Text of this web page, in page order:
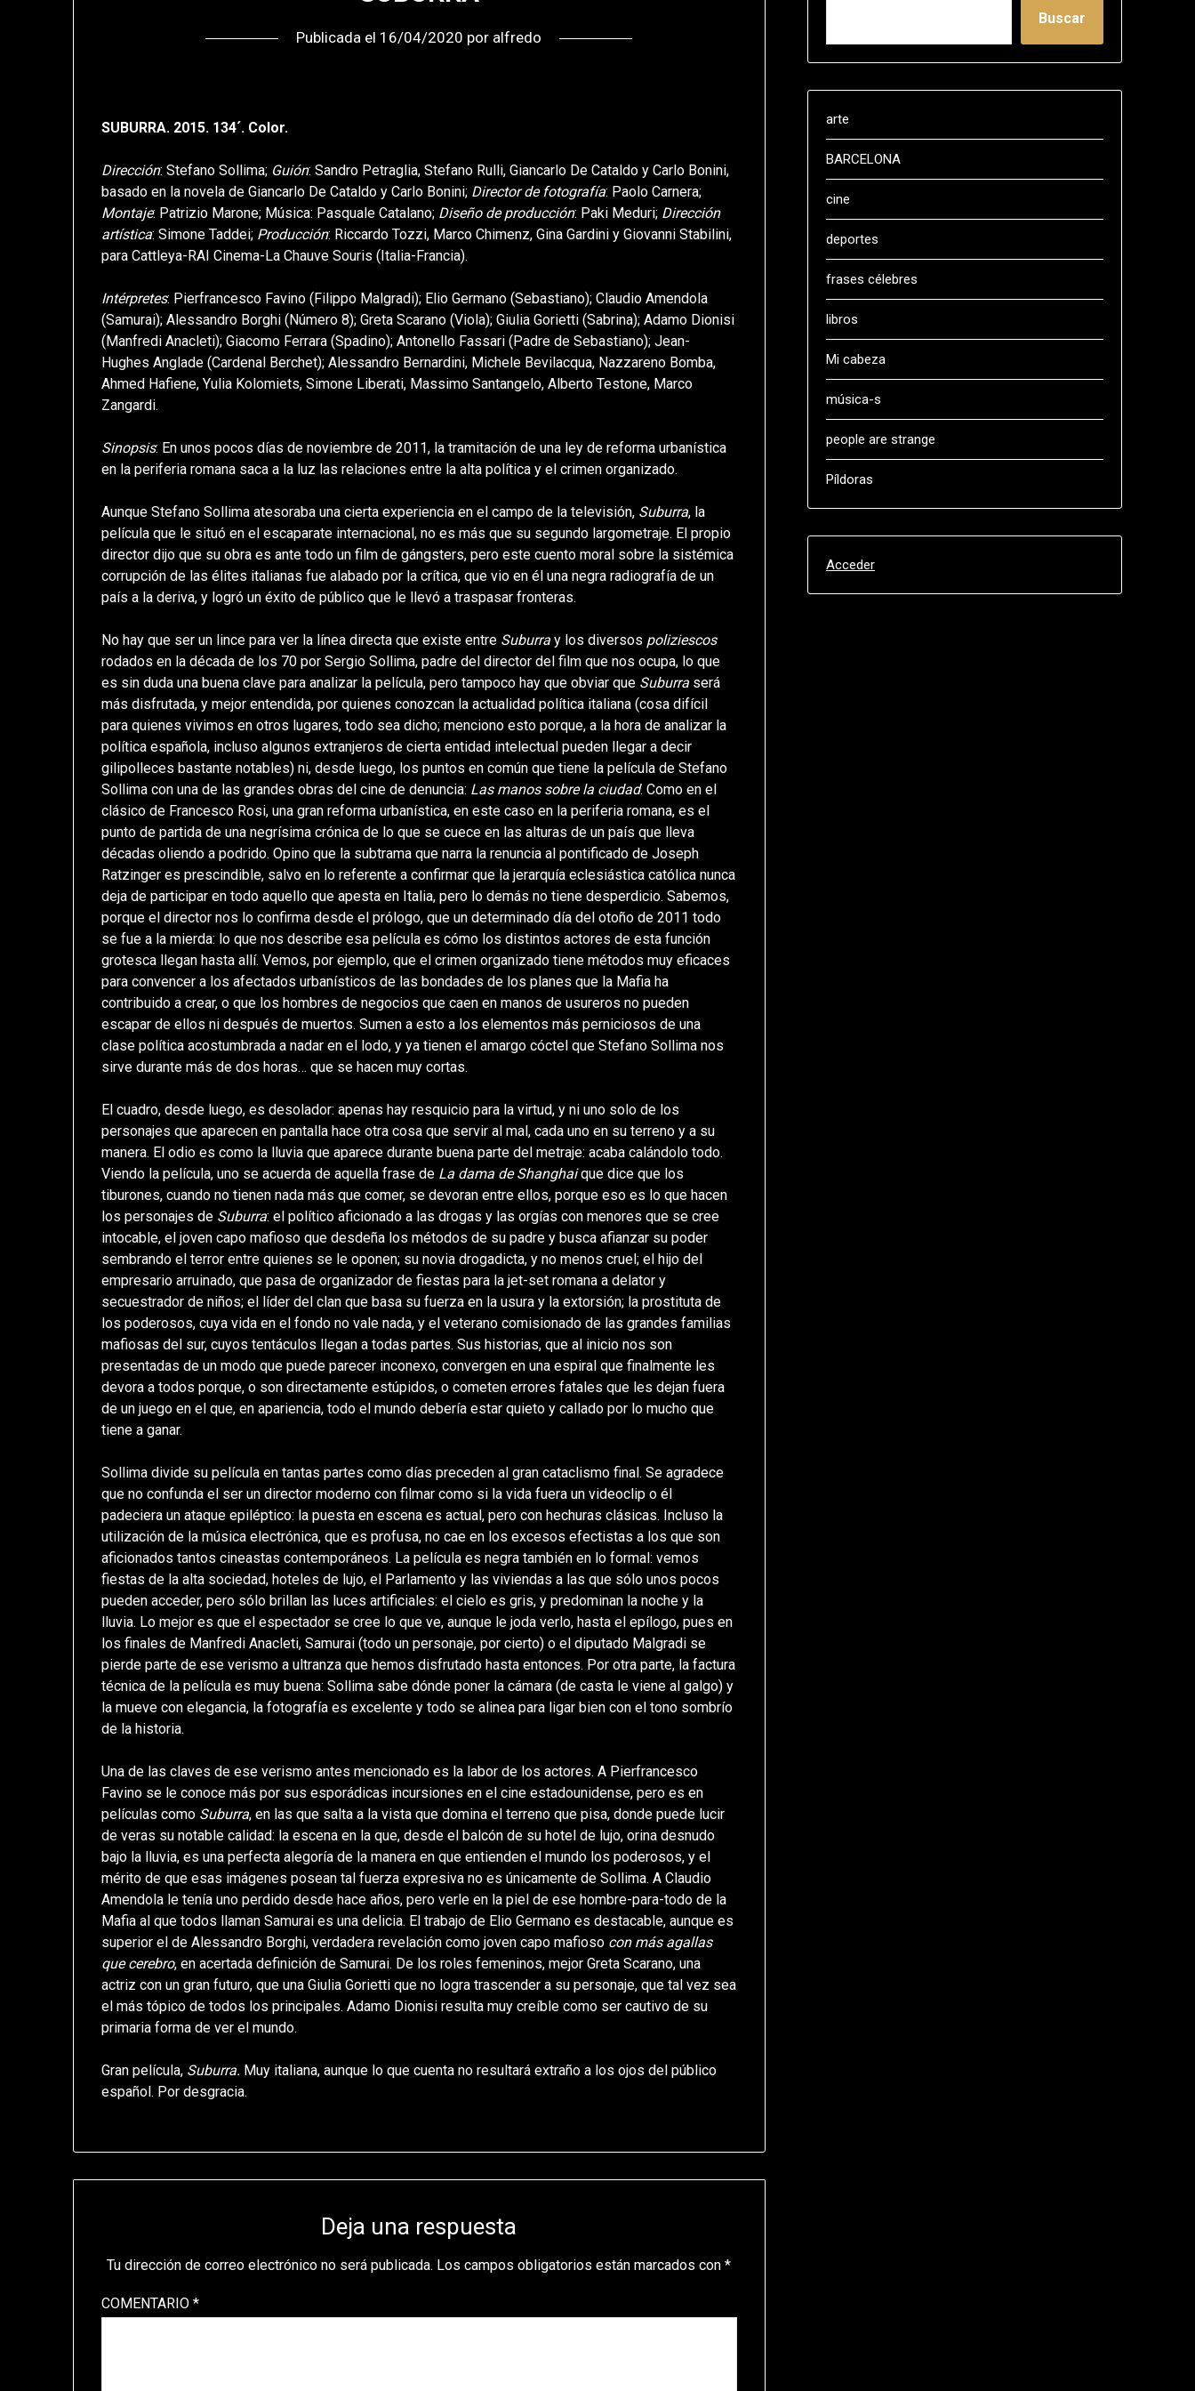
Publicada el 16/04/2020 por alfredo
SUBURRA. 2015. 134´. Color.
Dirección: Stefano Sollima; Guión: Sandro Petraglia, Stefano Rulli, Giancarlo De Cataldo y Carlo Bonini,
basado en la novela de Giancarlo De Cataldo y Carlo Bonini; Director de fotografía: Paolo Carnera;
Montaje: Patrizio Marone; Música: Pasquale Catalano; Diseño de producción: Paki Meduri; Dirección
artística: Simone Taddei; Producción: Riccardo Tozzi, Marco Chimenz, Gina Gardini y Giovanni Stabilini,
para Cattleya-RAI Cinema-La Chauve Souris (Italia-Francia).
Intérpretes: Pierfrancesco Favino (Filippo Malgradi); Elio Germano (Sebastiano); Claudio Amendola
(Samurai); Alessandro Borghi (Número 8); Greta Scarano (Viola); Giulia Gorietti (Sabrina); Adamo Dionisi
(Manfredi Anacleti); Giacomo Ferrara (Spadino); Antonello Fassari (Padre de Sebastiano); Jean-
Hughes Anglade (Cardenal Berchet); Alessandro Bernardini, Michele Bevilacqua, Nazzareno Bomba,
Ahmed Hafiene, Yulia Kolomiets, Simone Liberati, Massimo Santangelo, Alberto Testone, Marco
Zangardi.
Sinopsis: En unos pocos días de noviembre de 2011, la tramitación de una ley de reforma urbanística
en la periferia romana saca a la luz las relaciones entre la alta política y el crimen organizado.
Aunque Stefano Sollima atesoraba una cierta experiencia en el campo de la televisión, Suburra, la
película que le situó en el escaparate internacional, no es más que su segundo largometraje. El propio
director dijo que su obra es ante todo un film de gángsters, pero este cuento moral sobre la sistémica
corrupción de las élites italianas fue alabado por la crítica, que vio en él una negra radiografía de un
país a la deriva, y logró un éxito de público que le llevó a traspasar fronteras.
No hay que ser un lince para ver la línea directa que existe entre Suburray los diversos poliziescos
rodados en la década de los 70 por Sergio Sollima, padre del director del film que nos ocupa, lo que
es sin duda una buena clave para analizar la película, pero tampoco hay que obviar que Suburra será
más disfrutada, y mejor entendida, por quienes conozcan la actualidad política italiana (cosa difícil
para quienes vivimos en otros lugares, todo sea dicho; menciono esto porque, a la hora de analizar la
política española, incluso algunos extranjeros de cierta entidad intelectual pueden llegar a decir
gilipolleces bastante notables) ni, desde luego, los puntos en común que tiene la película de Stefano
Sollima con una de las grandes obras del cine de denuncia: Las manos sobre la ciudad. Como en el
clásico de Francesco Rosi, una gran reforma urbanística, en este caso en la periferia romana, es el
punto de partida de una negrísima crónica de lo que se cuece en las alturas de un país que lleva
décadas oliendo a podrido. Opino que la subtrama que narra la renuncia al pontificado de Joseph
Ratzinger es prescindible, salvo en lo referente a confirmar que la jerarquía eclesiástica católica nunca
deja de participar en todo aquello que apesta en Italia, pero lo demás no tiene desperdicio. Sabemos,
porque el director nos lo confirma desde el prólogo, que un determinado día del otoño de 2011 todo
se fue a la mierda: lo que nos describe esa película es cómo los distintos actores de esta función
grotesca llegan hasta allí. Vemos, por ejemplo, que el crimen organizado tiene métodos muy eficaces
para convencer a los afectados urbanísticos de las bondades de los planes que la Mafia ha
contribuido a crear, o que los hombres de negocios que caen en manos de usureros no pueden
escapar de ellos ni después de muertos. Sumen a esto a los elementos más perniciosos de una
clase política acostumbrada a nadar en el lodo, y ya tienen el amargo cóctel que Stefano Sollima nos
sirve durante más de dos horas… que se hacen muy cortas.
El cuadro, desde luego, es desolador: apenas hay resquicio para la virtud, y ni uno solo de los
personajes que aparecen en pantalla hace otra cosa que servir al mal, cada uno en su terreno y a su
manera. El odio es como la lluvia que aparece durante buena parte del metraje: acaba calándolo todo.
Viendo la película, uno se acuerda de aquella frase de La dama de Shanghaique dice que los
tiburones, cuando no tienen nada más que comer, se devoran entre ellos, porque eso es lo que hacen
los personajes de Suburra: el político aficionado a las drogas y las orgías con menores que se cree
intocable, el joven capo mafioso que desdeña los métodos de su padre y busca afianzar su poder
sembrando el terror entre quienes se le oponen; su novia drogadicta, y no menos cruel; el hijo del
empresario arruinado, que pasa de organizador de fiestas para la jet-set romana a delator y
secuestrador de niños; el líder del clan que basa su fuerza en la usura y la extorsión; la prostituta de
los poderosos, cuya vida en el fondo no vale nada, y el veterano comisionado de las grandes familias
mafiosas del sur, cuyos tentáculos llegan a todas partes. Sus historias, que al inicio nos son
presentadas de un modo que puede parecer inconexo, convergen en una espiral que finalmente les
devora a todos porque, o son directamente estúpidos, o cometen errores fatales que les dejan fuera
de un juego en el que, en apariencia, todo el mundo debería estar quieto y callado por lo mucho que
tiene a ganar.
Sollima divide su película en tantas partes como días preceden al gran cataclismo final. Se agradece
que no confunda el ser un director moderno con filmar como si la vida fuera un videoclip o él
padeciera un ataque epiléptico: la puesta en escena es actual, pero con hechuras clásicas. Incluso la
utilización de la música electrónica, que es profusa, no cae en los excesos efectistas a los que son
aficionados tantos cineastas contemporáneos. La película es negra también en lo formal: vemos
fiestas de la alta sociedad, hoteles de lujo, el Parlamento y las viviendas a las que sólo unos pocos
pueden acceder, pero sólo brillan las luces artificiales: el cielo es gris, y predominan la noche y la
lluvia. Lo mejor es que el espectador se cree lo que ve, aunque le joda verlo, hasta el epílogo, pues en
los finales de Manfredi Anacleti, Samurai (todo un personaje, por cierto) o el diputado Malgradi se
pierde parte de ese verismo a ultranza que hemos disfrutado hasta entonces. Por otra parte, la factura
técnica de la película es muy buena: Sollima sabe dónde poner la cámara (de casta le viene al galgo) y
la mueve con elegancia, la fotografía es excelente y todo se alinea para ligar bien con el tono sombrío
de la historia.
Una de las claves de ese verismo antes mencionado es la labor de los actores. A Pierfrancesco
Favino se le conoce más por sus esporádicas incursiones en el cine estadounidense, pero es en
películas como Suburra, en las que salta a la vista que domina el terreno que pisa, donde puede lucir
de veras su notable calidad: la escena en la que, desde el balcón de su hotel de lujo, orina desnudo
bajo la lluvia, es una perfecta alegoría de la manera en que entienden el mundo los poderosos, y el
mérito de que esas imágenes posean tal fuerza expresiva no es únicamente de Sollima. A Claudio
Amendola le tenía uno perdido desde hace años, pero verle en la piel de ese hombre-para-todo de la
Mafia al que todos llaman Samurai es una delicia. El trabajo de Elio Germano es destacable, aunque es
superior el de Alessandro Borghi, verdadera revelación como joven capo mafioso con más agallas
que cerebro, en acertada definición de Samurai. De los roles femeninos, mejor Greta Scarano, una
actriz con un gran futuro, que una Giulia Gorietti que no logra trascender a su personaje, que tal vez sea
el más tópico de todos los principales. Adamo Dionisi resulta muy creíble como ser cautivo de su
primaria forma de ver el mundo.
Gran película, Suburra. Muy italiana, aunque lo que cuenta no resultará extraño a los ojos del público
español. Por desgracia.
Deja una respuesta
Tu dirección de correo electrónico no será publicada. Los campos obligatorios están marcados con*
COMENTARIO*
Buscar
arte
BARCELONA
cine
deportes
frases célebres
libros
Mi cabeza
música-s
people are strange
Píldoras
Acceder